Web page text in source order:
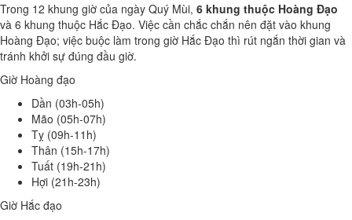
Trong 12 khung giờ của ngày Quý Mùi, 6 khung thuộc Hoàng Đạo
và 6 khung thuộc Hắc Đạo. Việc cần chắc chắn nên đặt vào khung
Hoàng Đạo; việc buộc làm trong giờ Hắc Đạo thì rút ngắn thời gian và
tránh khởi sự đúng đầu giờ.
Giờ Hoàng đạo
Dần (03h-05h)
Mão (05h-07h)
Tỵ (09h-11h)
Thân (15h-17h)
Tuất (19h-21h)
Hợi (21h-23h)
Giờ Hắc đạo